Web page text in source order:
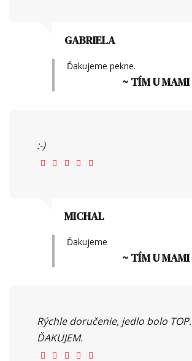
GABRIELA
Ďakujeme pekne.
~ TÍM U MAMI
:-)
MICHAL
Ďakujeme
~ TÍM U MAMI
Rýchle doručenie, jedlo bolo TOP.
ĎAKUJEM.